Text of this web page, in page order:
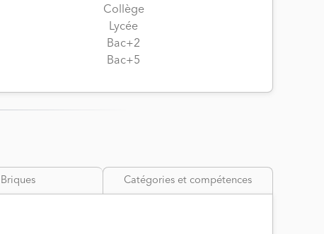
Collège
Lycée
Bac+2
Bac+5
Briques Catégories et compétences